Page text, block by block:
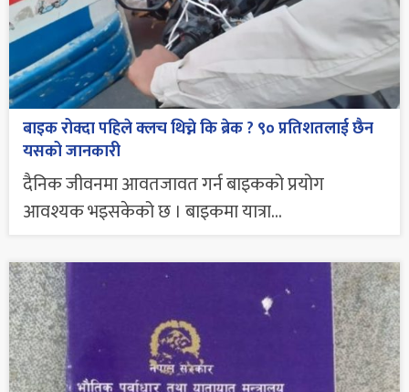
बाइक रोक्दा पहिले क्लच थिच्ने कि ब्रेक ? ९० प्रतिशतलाई छैन
यसको जानकारी
दैनिक जीवनमा आवतजावत गर्न बाइकको प्रयोग
आवश्यक भइसकेको छ । बाइकमा यात्रा...